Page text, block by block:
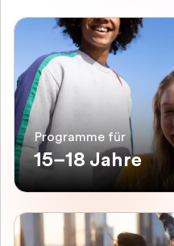
Programme für
15–18 Jahre